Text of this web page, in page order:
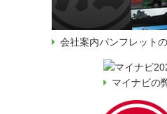
会社案内パンフレット
マイナビの